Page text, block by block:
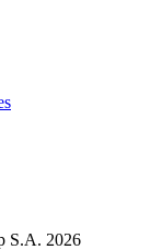
S.A. 2026